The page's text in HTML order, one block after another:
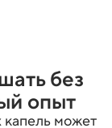
без
опыт
может